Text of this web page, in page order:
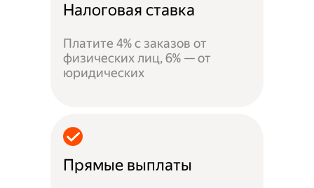
Налоговая ставка
Платите 4% с заказов от
физических лиц, 6% — от
юридических
Прямые выплаты